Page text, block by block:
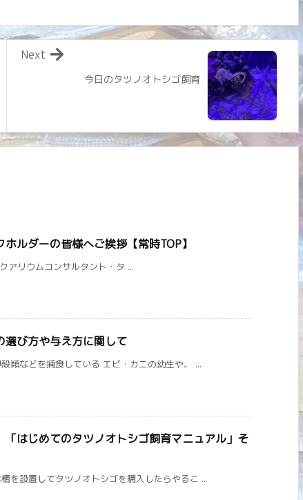
今日のタツノオトシゴ飼育
Next
ルダーの皆様へご挨拶【常時TOP】
リウムコンサルタント・タ ...
選び方や与え方に関して
類などを捕食している エビ・カニの幼生や、 ...
はじめてのタツノオトシゴ飼育マニュアル」そ
を設置してタツノオトシゴを購入したらやるこ ...